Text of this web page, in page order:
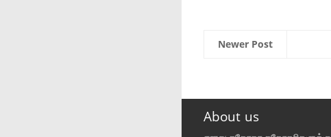
Newer Post
About us